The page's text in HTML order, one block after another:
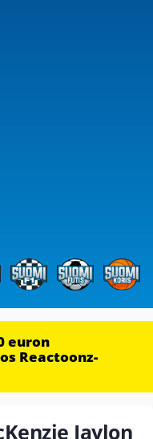
euron
Reactoonz-
Jaylon